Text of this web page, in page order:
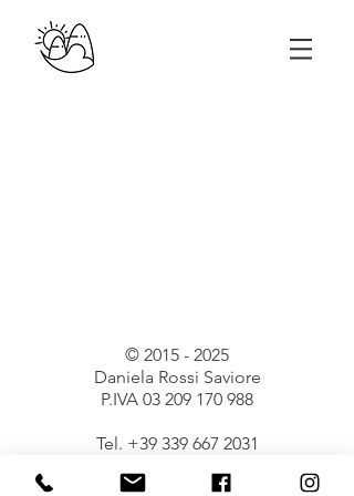
© 2015 - 2025
Daniela Rossi Saviore
P.IVA 03 209 170 988
Tel. +39 339 667 2031
GUIDA TURISTICA AUTORIZZATA